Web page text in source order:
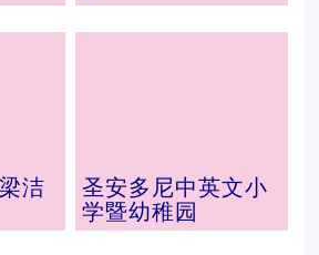
洁
圣安多尼中英文小
学暨幼稚园